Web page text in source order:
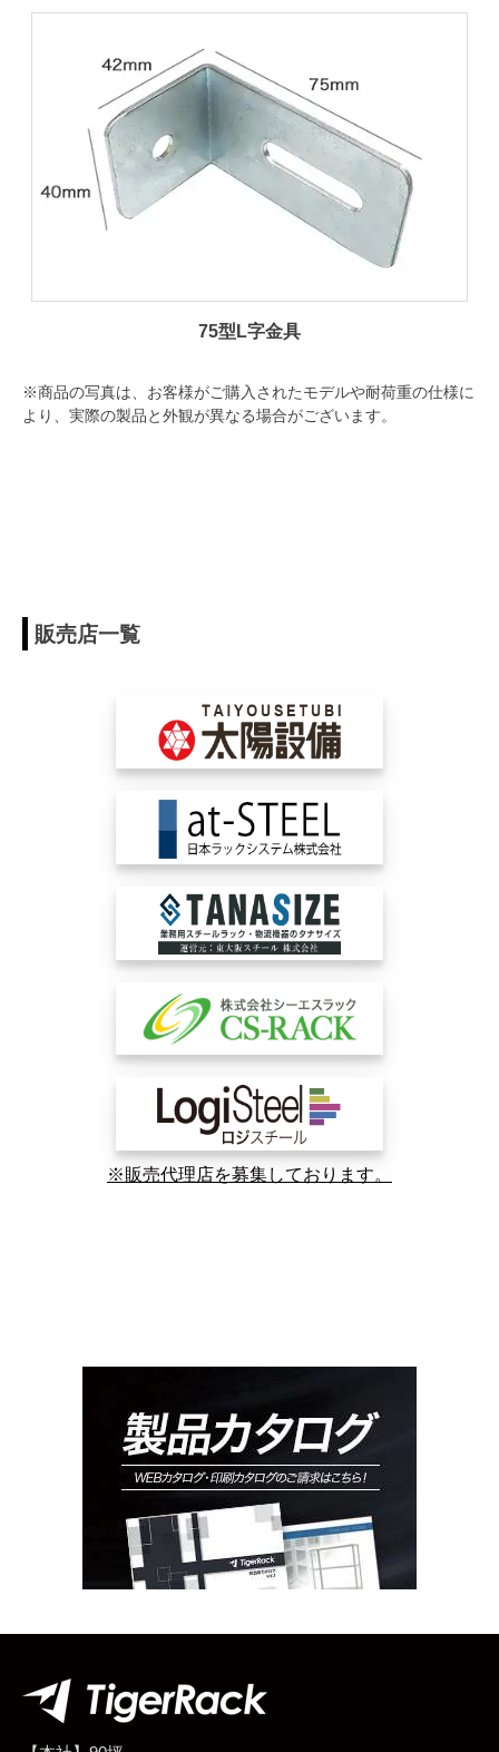
75型L字金具
※商品の写真は、お客様がご購入されたモデルや耐荷重の仕様に
より、実際の製品と外観が異なる場合がございます。
販売店一覧
※販売代理店を募集しております。